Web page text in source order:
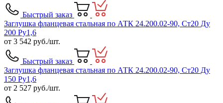
Быстрый заказ
Заглушка фланцевая стальная по АТК 24.200.02-90, Ст20 Ду
200 Ру1,6
от 3 542 руб./шт.
Быстрый заказ
Заглушка фланцевая стальная по АТК 24.200.02-90, Ст20 Ду
150 Ру1,6
от 2 527 руб./шт.